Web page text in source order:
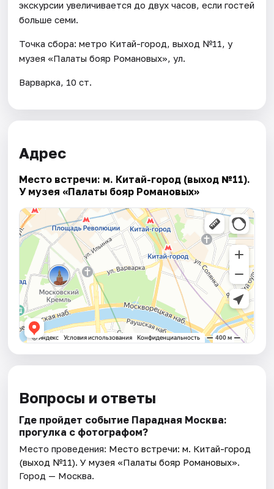
экскурсии увеличивается до двух часов, если гостей
больше семи.
Точка сбора: метро Китай-город, выход №11, у
музея «Палаты бояр Романовых», ул.
Варварка, 10 ст.
Адрес
Место встречи: м. Китай-город (выход №11).
У музея «Палаты бояр Романовых»
Вопросы и ответы
Где пройдет событие Парадная Москва:
прогулка с фотографом?
Место проведения: Место встречи: м. Китай-город
(выход №11). У музея «Палаты бояр Романовых».
Город — Москва.